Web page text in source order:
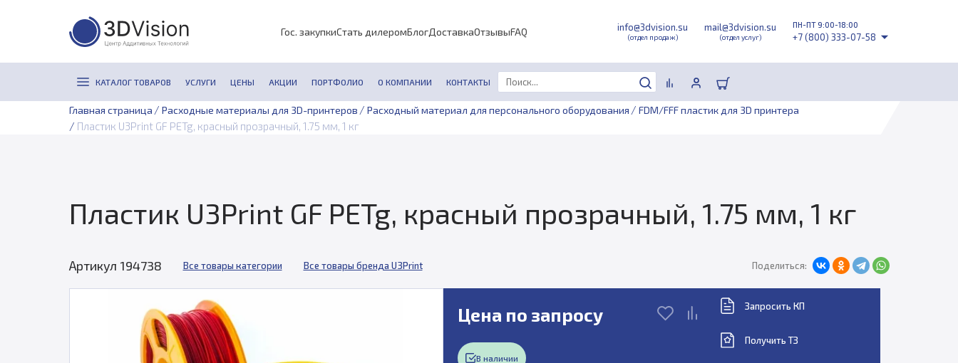
Гос. закупкиСтать дилеромБлогДоставкаОтзывыFAQ info@3dvision.su
(отдел продаж)
mail@3dvision.su
(отдел услуг)
ПН-ПТ 9:00-18:00
+7 (800) 333-07-58
КАТАЛОГ ТОВАРОВ УСЛУГИ ЦЕНЫ АКЦИИ ПОРТФОЛИО О КОМПАНИИ КОНТАКТЫ
Главная страница / Расходные материалы для 3D-принтеров / Расходный материал для персонального оборудования / FDM/FFF пластик для 3D принтера
/ Пластик U3Print GF PETg, красный прозрачный, 1.75 мм, 1 кг
Пластик U3Print GF PETg, красный прозрачный, 1.75 мм, 1 кг
Артикул 194738 Все товары категории Все товары бренда U3Print Поделиться:
Цена по запросу
В наличии
Запросить КП
Получить ТЗ